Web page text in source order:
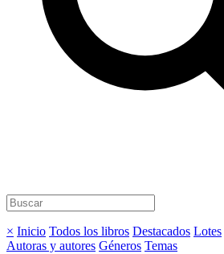
× Inicio Todos los libros Destacados Lotes
Autoras y autores Géneros Temas